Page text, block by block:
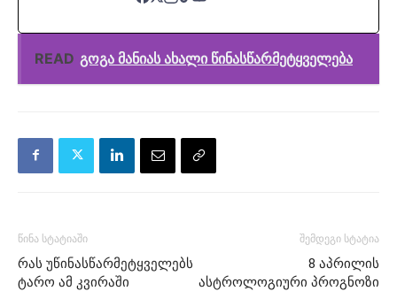
READ გოგა მანიას ახალი წინასწარმეტყველება
წინა სტატიაში
რას უწინასწარმეტყველებს
ტარო ამ კვირაში
შემდეგი სტატია
8 აპრილის
ასტროლოგიური პროგნოზი